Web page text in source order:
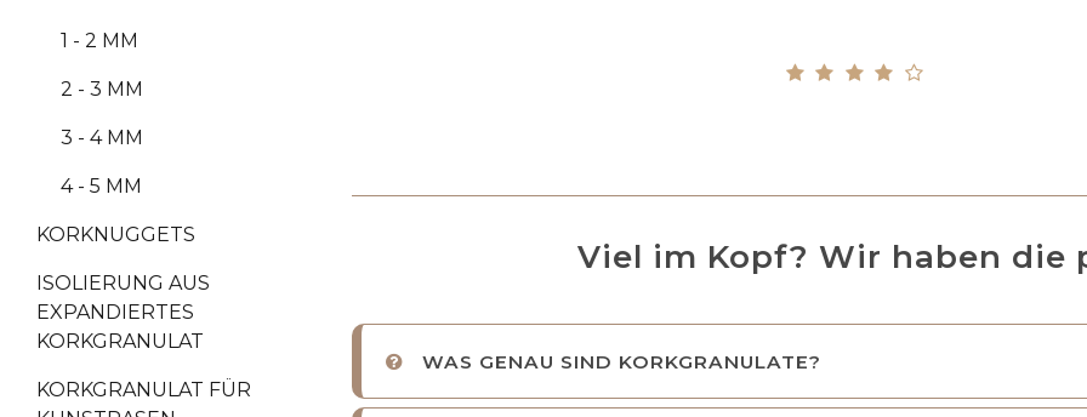
1 - 2 MM
2 - 3 MM
3 - 4 MM
4 - 5 MM
KORKNUGGETS
ISOLIERUNG AUS
EXPANDIERTES
KORKGRANULAT
KORKGRANULAT FÜR
Viel im Kopf? Wir haben die
WAS GENAU SIND KORKGRANULATE?